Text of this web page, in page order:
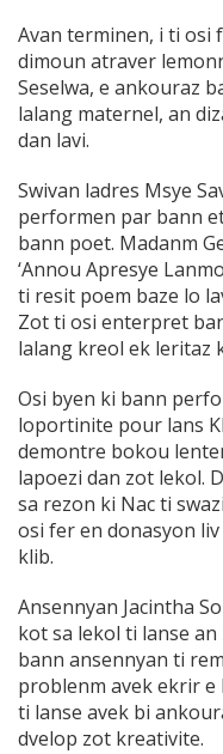
Avan terminen, i ti osi
dimoun atraver
Seselwa, e ankouraz
lalang maternel, an
dan lavi.
Swivan ladres Msye
performen par bann
bann poet. Madanm
‘Annou Apresye
ti resit poem baze lo
Zot ti osi enterpret
lalang kreol ek leritaz
Osi byen ki bann
loportinite pour lans
demontre bokou
lapoezi dan zot lekol.
sa rezon ki Nac ti
osi fer en donasyon
klib.
Ansennyan Jacintha
kot sa lekol ti lanse
bann ansennyan ti
problenm avek ekrir
ti lanse avek bi
dvelop zot kreativite.